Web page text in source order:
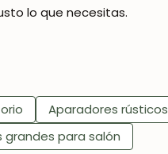
lo que necesitas.
Aparadores rústicos
grandes para salón